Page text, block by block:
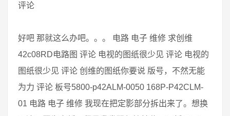
评论
好吧 那就这么办吧。。。 电路 电子 维修 求创维
42c08RD电路图 评论 电视的图纸很少见 评论 电视的
图纸很少见 评论 创维的图纸你要说 版号，不然无能
为力 评论 板号5800-p42ALM-0050 168P-P42CLM-
01 电路 电子 维修 我现在把定影部分拆出来了。想换